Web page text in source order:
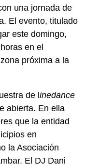
una jornada de
El evento, titulado
este domingo,
en el
próxima a la
de linedance
abierta. En ella
que la entidad
en
la Asociación
El DJ Dani